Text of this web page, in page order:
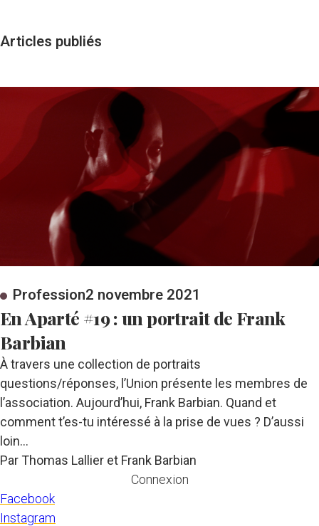
Articles publiés
Profession2 novembre 2021
En Aparté #19 : un portrait de Frank
Barbian
À travers une collection de portraits
questions/réponses, l’Union présente les membres de
l’association. Aujourd’hui, Frank Barbian. Quand et
comment t’es-tu intéressé à la prise de vues ? D’aussi
loin…
Par Thomas Lallier et Frank Barbian
Connexion
Facebook
Instagram